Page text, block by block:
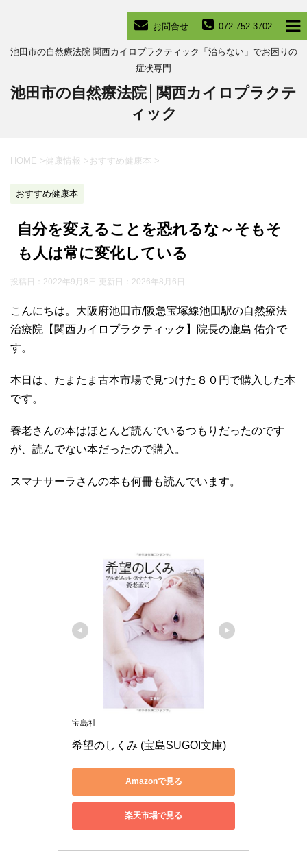
072-752-3702
お問合せ
池田市の自然療法院 関西カイロプラクティック「治らない」でお困りの
症状専門
池田市の自然療法院│関西カイロプラクテ
ィック
HOME >健康情報 >おすすめ健康本 >
おすすめ健康本
自分を変えることを恐れるな～そもそ
も人は常に変化している
投稿日：2022年9月8日 更新日： 2026年8月6日
こんにちは。大阪府池田市/阪急宝塚線池田駅の自然療法
治療院【関西カイロプラクティック】院長の鹿島 佑介で
す。
本日は、たまたま古本市場で見つけた８０円で購入した本
です。
養老さんの本はほとんど読んでいるつもりだったのです
が、読んでない本だったので購入。
スマナサーラさんの本も何冊も読んでいます。
宝島社
希望のしくみ (宝島SUGOI文庫)
Amazonで見る
楽天市場で見る